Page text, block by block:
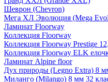
Шеврон (Chevron)
Мега ХЛ Эволюция (Mega
Ламинат Floorway
Коллекция Floorway
Коллекция Floorway Prestige
Коллекция Floorway ELK
Ламинат Alpine floor
Дух природы (Legno Extra) 8
Миланго (Milango) 8 мм 32